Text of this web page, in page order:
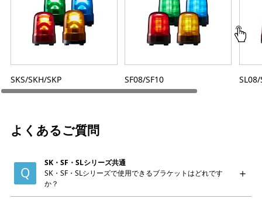
SKS/SKH/SKP SF08/SF10
よくあるご質問
SK・SF・SLシリーズ共通
SK・SF・SLシリーズで使用できるブラケットはどれです
か？